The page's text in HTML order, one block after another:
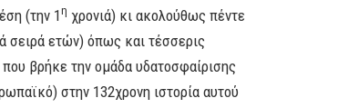
(την 1η χρονιά) κι ακολούθως πέντε
σειρά ετών) όπως και τέσσερις
βρήκε την ομάδα υδατοσφαίρισης
στην 132χρονη ιστορία αυτού